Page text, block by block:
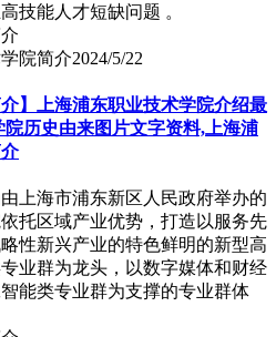
技能人才短缺问题 。
院简介2024/5/22
】上海浦东职业技术学院介绍最
历史由来图片文字资料,上海浦
上海市浦东新区人民政府举办的
托区域产业优势，打造以服务先
性新兴产业的特色鲜明的新型高
业群为龙头，以数字媒体和财经
能类专业群为支撑的专业群体